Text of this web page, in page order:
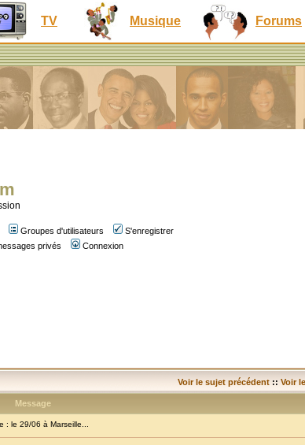
TV Musique Forums
Groupes d'utilisateurs
S'enregistrer
privés Connexion
Voir le sujet précédent :: Voir
Message
: le 29/06 à Marseille...